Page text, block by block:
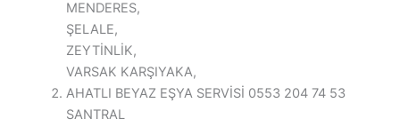
MENDERES,
ŞELALE,
ZEYTİNLİK,
VARSAK KARŞIYAKA,
AHATLI BEYAZ EŞYA SERVİSİ 0553 204 74 53
SANTRAL